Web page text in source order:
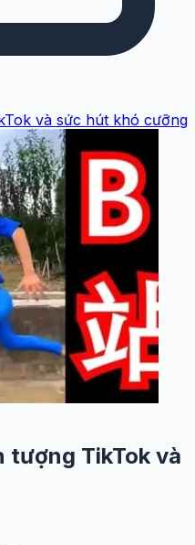
và sức hút khó cưỡng
tượng TikTok và